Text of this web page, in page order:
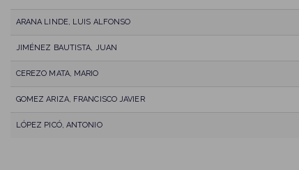
ARANA LINDE, LUIS ALFONSO
JIMÉNEZ BAUTISTA, JUAN
CEREZO MATA, MARIO
GOMEZ ARIZA, FRANCISCO JAVIER
LÓPEZ PICÓ, ANTONIO